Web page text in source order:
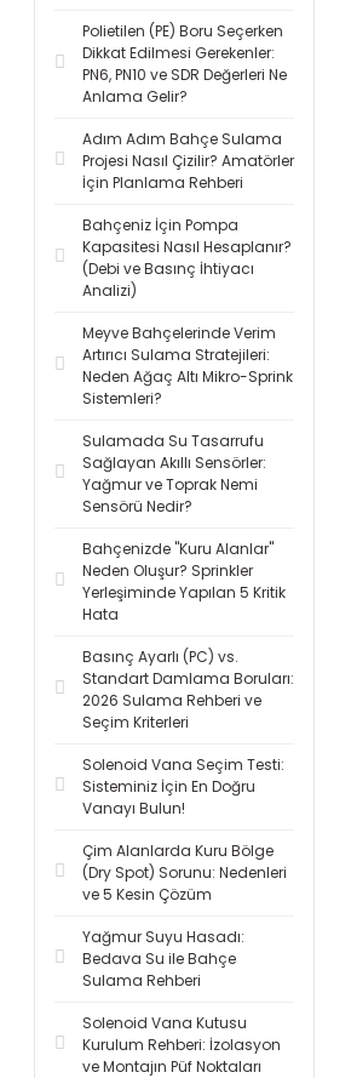
Polietilen (PE) Boru Seçerken
Dikkat Edilmesi Gerekenler:
PN6, PN10 ve SDR Değerleri Ne
Anlama Gelir?
Adım Adım Bahçe Sulama
Projesi Nasıl Çizilir? Amatörler
İçin Planlama Rehberi
Bahçeniz İçin Pompa
Kapasitesi Nasıl Hesaplanır?
(Debi ve Basınç İhtiyacı
Analizi)
Meyve Bahçelerinde Verim
Artırıcı Sulama Stratejileri:
Neden Ağaç Altı Mikro-Sprink
Sistemleri?
Sulamada Su Tasarrufu
Sağlayan Akıllı Sensörler:
Yağmur ve Toprak Nemi
Sensörü Nedir?
Bahçenizde "Kuru Alanlar"
Neden Oluşur? Sprinkler
Yerleşiminde Yapılan 5 Kritik
Hata
Basınç Ayarlı (PC) vs.
Standart Damlama Boruları:
2026 Sulama Rehberi ve
Seçim Kriterleri
Solenoid Vana Seçim Testi:
Sisteminiz İçin En Doğru
Vanayı Bulun!
Çim Alanlarda Kuru Bölge
(Dry Spot) Sorunu: Nedenleri
ve 5 Kesin Çözüm
Yağmur Suyu Hasadı:
Bedava Su ile Bahçe
Sulama Rehberi
Solenoid Vana Kutusu
Kurulum Rehberi: İzolasyon
ve Montajın Püf Noktaları